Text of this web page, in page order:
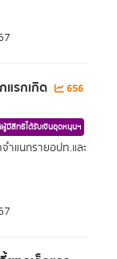
แรกเกิด
656
มีสิทธิได้รับเงินอุดหนุนฯ
ำแนกรายอปท.และ